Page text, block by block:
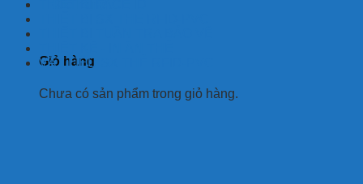
Giỏ hàng
Chưa có sản phẩm trong giỏ hàng.
VẬT LIỆU SX THẺ RFID-PVC